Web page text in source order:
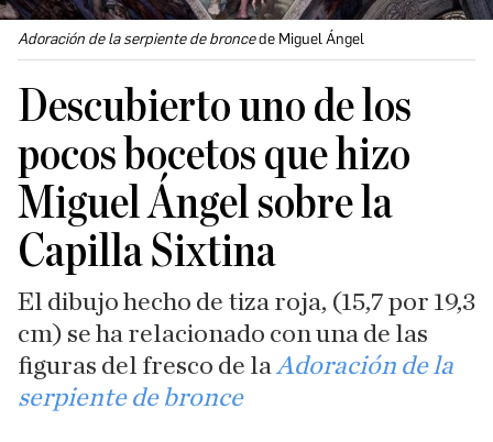
Adoración de la serpiente de broncede Miguel Ángel
Descubierto uno de los
pocos bocetos que hizo
Miguel Ángel sobre la
Capilla Sixtina
El dibujo hecho de tiza roja, (15,7 por 19,3
cm) se ha relacionado con una de las
figuras del fresco de laAdoración de la
serpiente de bronce